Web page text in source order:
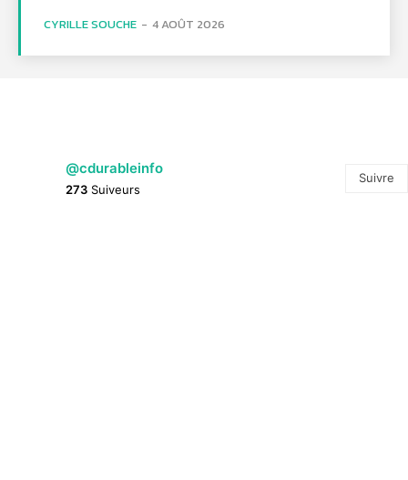
CYRILLE SOUCHE - 4 AOÛT 2026
@cdurableinfo
273 Suiveurs
Suivre